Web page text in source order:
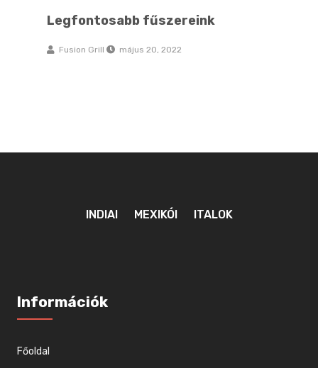
Legfontosabb fűszereink
Fusion Grill május 20, 2022
INDIAI MEXIKÓI ITALOK
Információk
Főoldal